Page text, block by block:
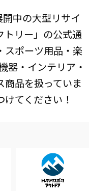
中の大型リサイ
トリー」の公式通
スポーツ用品・楽
器・インテリア・
商品を扱っていま
てください！